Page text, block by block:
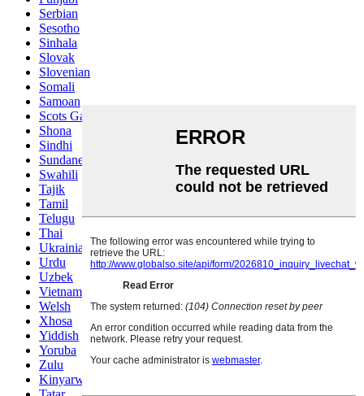
Serbian
Sesotho
Sinhala
Slovak
Slovenian
Somali
Samoan
Scots Gaelic
Shona
Sindhi
Sundanese
Swahili
Tajik
Tamil
Telugu
Thai
Ukrainian
Urdu
Uzbek
Vietnamese
Welsh
Xhosa
Yiddish
Yoruba
Zulu
Kinyarwanda